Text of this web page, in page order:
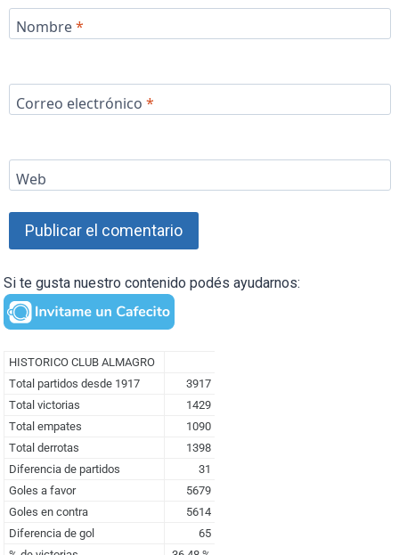
Nombre*
Correo electrónico *
Web
Si te gusta nuestro contenido podés ayudarnos: